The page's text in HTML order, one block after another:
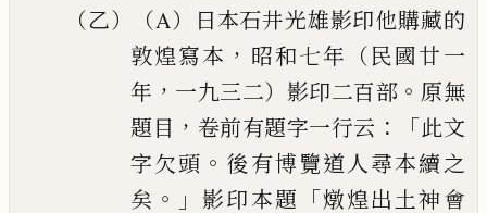
（乙）（A）日本石井光雄影印他購藏的
敦煌寫本 ， 昭和七年 （民國廿一
年 ， 一九三二）影印二百部 。 原無
題目 ， 卷前有題字一行云 ：「此文
字欠頭 。 後有博覽道人尋本續之
矣 。」 影印本題 「燉煌出土神會